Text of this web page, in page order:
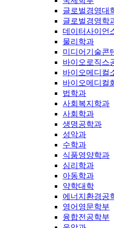
글로벌경영대
글로벌경영학
데이터사이언
물리학과
미디어기술콘
바이오로직스
바이오메디컬
바이오메디컬
법학과
사회복지학과
사회학과
생명공학과
성악과
수학과
식품영양학과
심리학과
아동학과
약학대학
에너지환경공
영어영문학부
융합전공학부